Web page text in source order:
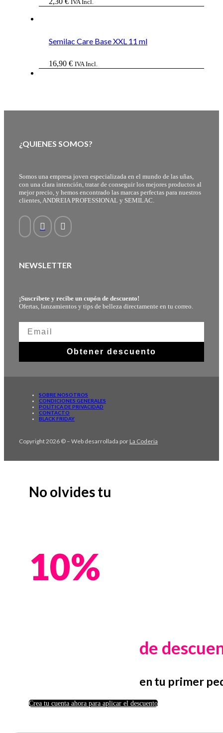
IVA Incl.
Semilac Care Base XXL 11 ml
16,90 € IVA Incl.
¿QUIENES SOMOS?
Somos una empresa joven especializada en el mundo de las uñas,
con una clara intención, tratar de conseguir los mejores productos al
mejor precio, y hemos encontrado las marcas perfectas para nuestros
clientes, ANDREIA PROFESSIONAL y SEMILAC.
NEWSLETTER
¡Suscríbete y recibe un cupón de descuento!
Ofertas, lanzamientos y tips de belleza directamente en tu correo.
Obtener descuento
SOBRE NOSOTROS
CONDICIONES GENERALES
POLÍTICA DE PRIVACIDAD
CONTACTO
BLACK FRIDAY
Copyright 2026 © – Web desarrollada por La Coderia
No olvides tu
10%
de
en tu primer
Crea tu cuenta ahora para aplicar el descuento